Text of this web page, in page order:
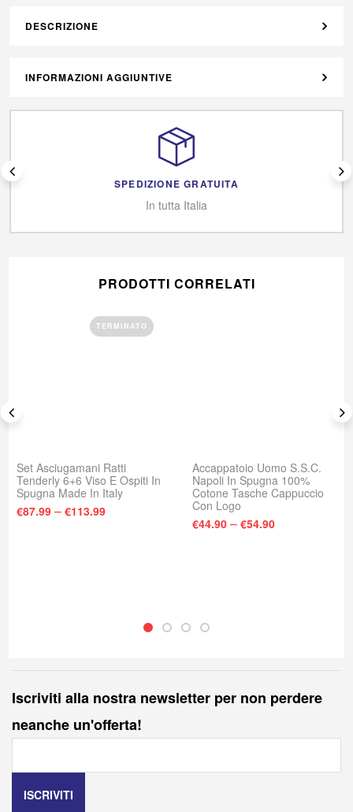
DESCRIZIONE
INFORMAZIONI AGGIUNTIVE
SPEDIZIONE GRATUITA
In tutta Italia
PRODOTTI CORRELATI
TERMINATO
Set Asciugamani Ratti
Tenderly 6+6 Viso E Ospiti In
Spugna Made In Italy
€87.99 – €113.99
Accappatoio Uomo S.S.C.
Napoli In Spugna 100%
Cotone Tasche Cappuccio
Con Logo
€44.90 – €54.90
Iscriviti alla nostra newsletter per non perdere
neanche un'offerta!